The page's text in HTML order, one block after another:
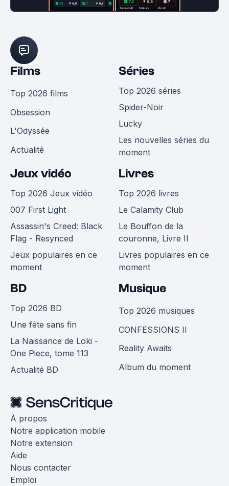
Films
Top 2026 films
Obsession
L'Odyssée
Actualité
Séries
Top 2026 séries
Spider-Noir
Lucky
Les nouvelles séries du
moment
Jeux vidéo
Top 2026 Jeux vidéo
007 First Light
Assassin's Creed: Black
Flag - Resynced
Jeux populaires en ce
moment
Livres
Top 2026 livres
Le Calamity Club
Le Bouffon de la
couronne, Livre II
Livres populaires en ce
moment
BD
Top 2026 BD
Une fête sans fin
La Naissance de Loki -
One Piece, tome 113
Actualité BD
Musique
Top 2026 musiques
CONFESSIONS II
Reality Awaits
Album du moment
À propos
Notre application mobile
Notre extension
Aide
Nous contacter
Emploi